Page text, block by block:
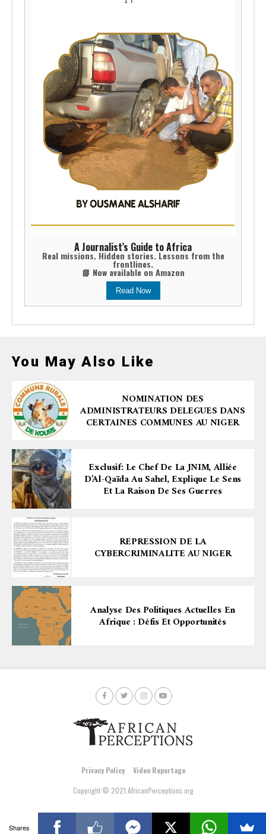
A Journalist’s Guide to Africa
Real missions. Hidden stories. Lessons from the
frontlines.
📘 Now available on Amazon
Read Now
You May Also Like
NOMINATION DES
ADMINISTRATEURS DELEGUES DANS
CERTAINES COMMUNES AU NIGER
Exclusif: Le Chef De La JNIM, Alliée
D’Al-Qaïda Au Sahel, Explique Le Sens
Et La Raison De Ses Guerres
REPRESSION DE LA
CYBERCRIMINALITE AU NIGER
Analyse Des Politiques Actuelles En
Afrique : Défis Et Opportunités
Privacy Policy
Video Reportage
Copyright © 2021 AfricanPerceptions.org
Shares